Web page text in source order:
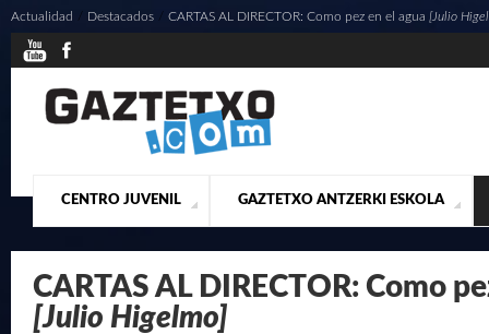
CENTRO JUVENIL
¿QUIENES SOMOS? ACTUALIDAD CONTACTO
GAZTETXO ANTZERKI ESKOLA
PRESENTACIÓN MUSICALES
Actualidad Destacados / CARTAS AL DIRECTOR: Como pez en el agua [Julio
CARTAS AL DIRECTOR: Como
[Julio Higelmo]